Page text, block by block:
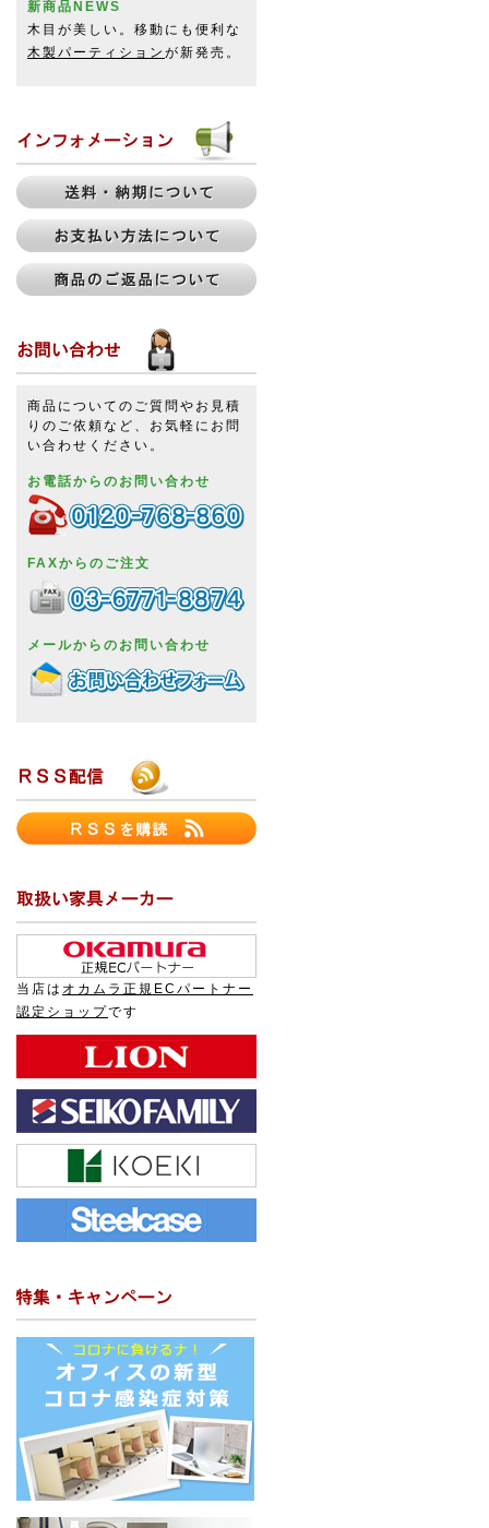
新商品NEWS
木目が美しい。移動にも便利な
木製パーティション が新発売。
商品についてのご質問やお見積
りのご依頼など、お気軽にお問
い合わせください。
お電話からのお問い合わせ
FAXからのご注文
メールからのお問い合わせ
当店は オカムラ正規ECパートナー
認定ショップです